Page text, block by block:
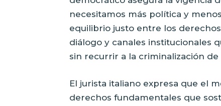
necesitamos más política y
equilibrio justo entre los
diálogo y canales institucionales
sin recurrir a la criminalización de
El jurista italiano expresa que el
derechos fundamentales que